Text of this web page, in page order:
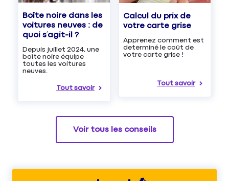
Boîte noire dans les
voitures neuves : de
quoi s’agit-il ?
Depuis juillet 2024, une
boîte noire équipe
toutes les voitures
neuves.
Tout savoir
Calcul du prix de
votre carte grise
Apprenez comment est
determiné le coût de
votre carte grise !
Tout savoir
Voir tous les conseils